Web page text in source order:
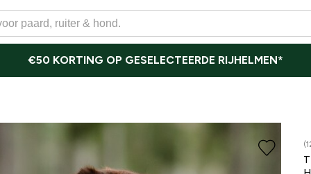
€50 KORTING OP GESELECTEERDE RIJHELMEN*